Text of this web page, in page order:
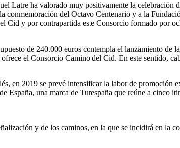
Latre ha valorado muy positivamente la celebración
del Octavo Centenario y a la
Cid y por contrapartida este Consorcio formado por
de 240.000 euros contempla el lanzamiento
el Consorcio Camino del Cid. En este sentido,
en 2019 se prevé intensificar la labor de promoción
España, una marca de Turespaña que reúne a cinco
y de los caminos, en la que se incidirá en la